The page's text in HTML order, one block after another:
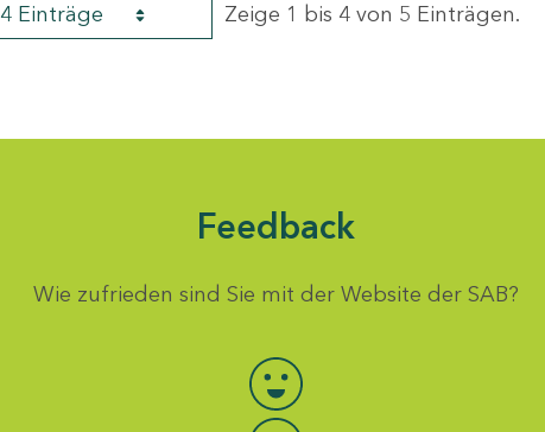
4 Einträge Zeige 1 bis 4 von 5 Einträgen.
Feedback
Wie zufrieden sind Sie mit der Website der SAB?
Bewertung auswählen